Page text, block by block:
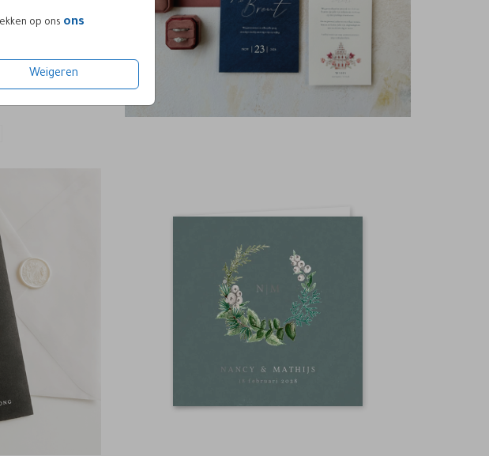
op ons ons
Weigeren